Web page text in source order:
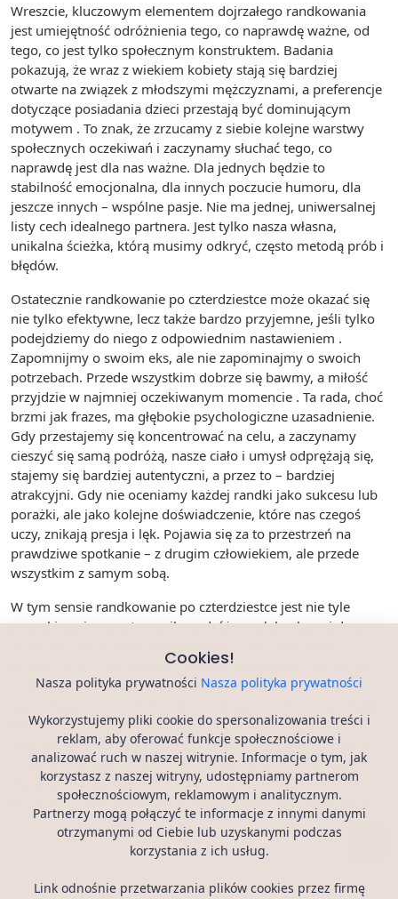
Wreszcie, kluczowym elementem dojrzałego randkowania
jest umiejętność odróżnienia tego, co naprawdę ważne, od
tego, co jest tylko społecznym konstruktem. Badania
pokazują, że wraz z wiekiem kobiety stają się bardziej
otwarte na związek z młodszymi mężczyznami, a preferencje
dotyczące posiadania dzieci przestają być dominującym
motywem . To znak, że zrzucamy z siebie kolejne warstwy
społecznych oczekiwań i zaczynamy słuchać tego, co
naprawdę jest dla nas ważne. Dla jednych będzie to
stabilność emocjonalna, dla innych poczucie humoru, dla
jeszcze innych – wspólne pasje. Nie ma jednej, uniwersalnej
listy cech idealnego partnera. Jest tylko nasza własna,
unikalna ścieżka, którą musimy odkryć, często metodą prób i
błędów.
Ostatecznie randkowanie po czterdziestce może okazać się
nie tylko efektywne, lecz także bardzo przyjemne, jeśli tylko
podejdziemy do niego z odpowiednim nastawieniem .
Zapomnijmy o swoim eks, ale nie zapominajmy o swoich
potrzebach. Przede wszystkim dobrze się bawmy, a miłość
przyjdzie w najmniej oczekiwanym momencie . Ta rada, choć
brzmi jak frazes, ma głębokie psychologiczne uzasadnienie.
Gdy przestajemy się koncentrować na celu, a zaczynamy
cieszyć się samą podróżą, nasze ciało i umysł odprężają się,
stajemy się bardziej autentyczni, a przez to – bardziej
atrakcyjni. Gdy nie oceniamy każdej randki jako sukcesu lub
porażki, ale jako kolejne doświadczenie, które nas czegoś
uczy, znikają presja i lęk. Pojawia się za to przestrzeń na
prawdziwe spotkanie – z drugim człowiekiem, ale przede
wszystkim z samym sobą.
W tym sensie randkowanie po czterdziestce jest nie tyle
poszukiwaniem partnera, ile podróżą w głąb własnej duszy.
pragniemy i co jesteśmy gotowi dać drugiemu człowiekowi.
To proces, który wymaga odwagi, cierpliwości i ogromnej
błądzenia, znaleźć nie tylko kogoś, ale przede wszystkim –
samego siebie. A gdy to się stanie, reszta przychodzi sama.
Bo jak pokazują historie tych, którzy odważyli się podjąć to
wyzwanie, prawdziwa miłość nie jest nagrodą za spełnienie
oczekiwań, ale naturalną konsekwencją bycia w pełni sobą.
Cookies!
Nasza polityka prywatności Nasza polityka prywatności
Wykorzystujemy pliki cookie do spersonalizowania treści i
reklam, aby oferować funkcje społecznościowe i
analizować ruch w naszej witrynie. Informacje o tym, jak
korzystasz z naszej witryny, udostępniamy partnerom
społecznościowym, reklamowym i analitycznym.
Partnerzy mogą połączyć te informacje z innymi danymi
otrzymanymi od Ciebie lub uzyskanymi podczas
korzystania z ich usług.
Link odnośnie przetwarzania plików cookies przez firmę